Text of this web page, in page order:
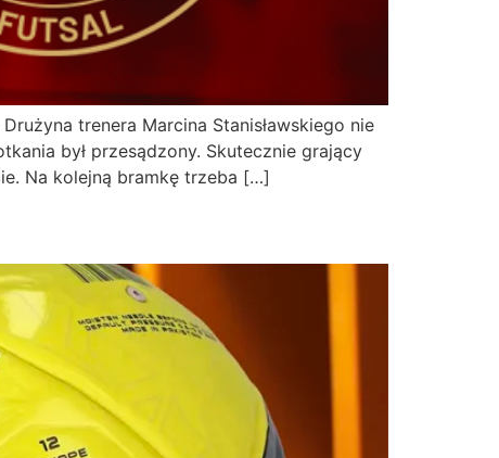
trenera Marcina Stanisławskiego nie
był przesądzony. Skutecznie grający
Na kolejną bramkę trzeba […]